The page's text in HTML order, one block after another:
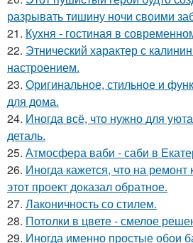
разрывать тишину ночи своими
21. Кухня - гостиная в
22. Этнический характер с
настроением.
23. Оригинальное, стильное и
для дома.
24. Иногда всё, что нужно для
деталь.
25. Атмосфера ваби - саби в
26. Иногда кажется, что на ремонт
этот проект доказал обратное.
27. Лаконичность со стилем.
28. Потолки в цвете - смелое
29. Иногда именно простые обои